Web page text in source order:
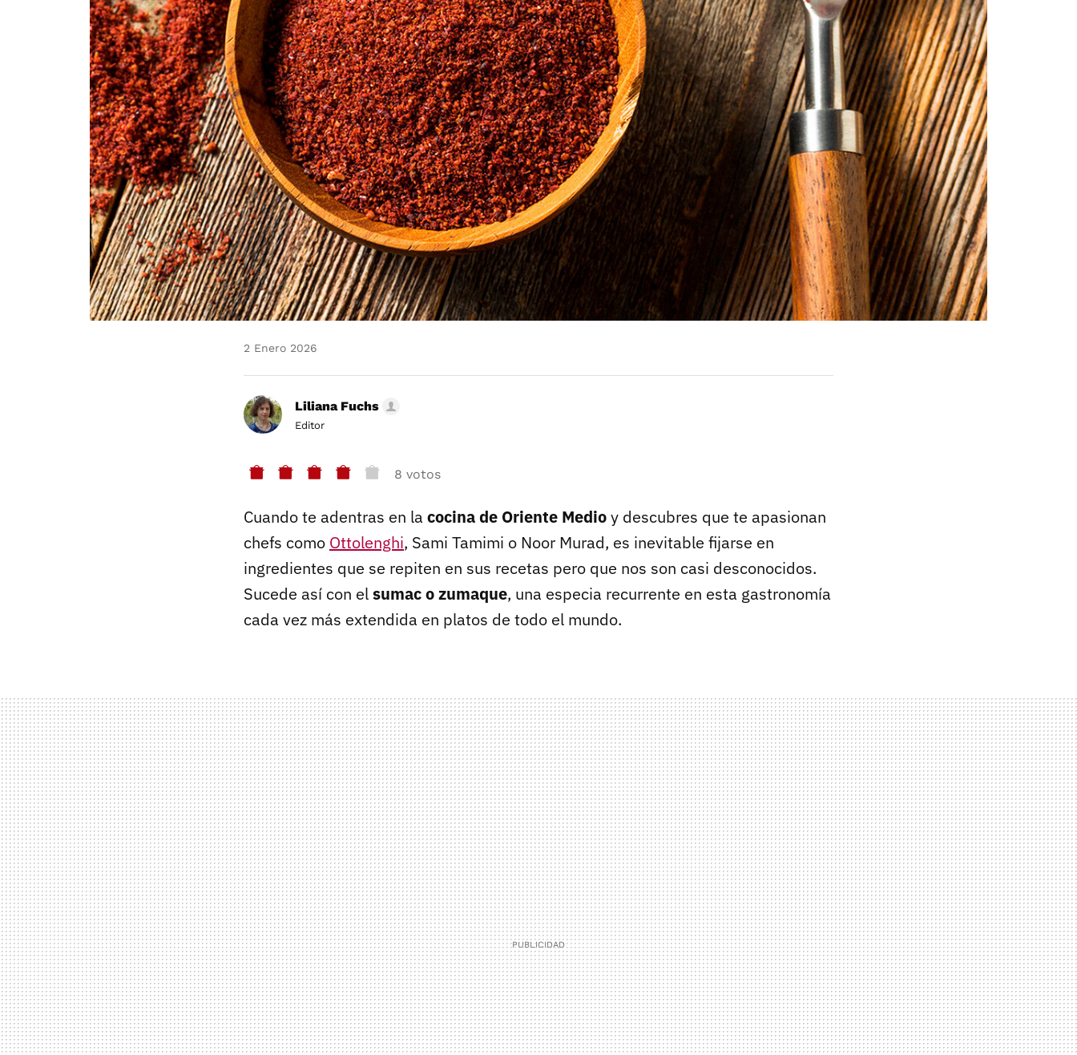
2 Enero 2026
Liliana Fuchs
Editor
8 votos
Cuando te adentras en la cocina de Oriente Medioy descubres que te apasionan
chefs como Ottolenghi, Sami Tamimi o Noor Murad, es inevitable fijarse en
ingredientes que se repiten en sus recetas pero que nos son casi desconocidos.
Sucede así con elsumac o zumaque, una especia recurrente en esta gastronomía
cada vez más extendida en platos de todo el mundo.